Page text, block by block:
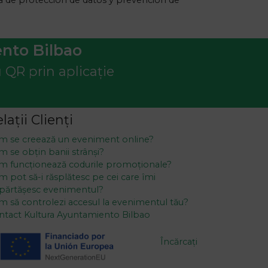
Bilbao
prin aplicație
Clienți
se creează un eveniment online?
se obțin banii strânși?
funcționează codurile promoționale?
pot să-i răsplătesc pe cei care îmi
evenimentul?
să controlezi accesul la evenimentul tău?
Kultura Ayuntamiento Bilbao
Încărcați